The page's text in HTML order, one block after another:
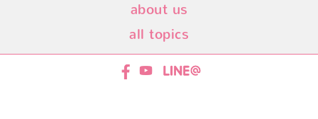
about us
all topics